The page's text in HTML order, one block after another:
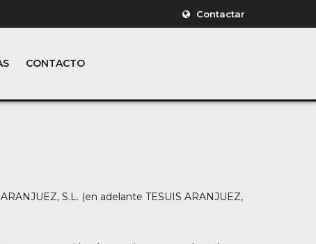
Contactar
CONTACTO
S.L. (en adelante TESUIS ARANJUEZ,